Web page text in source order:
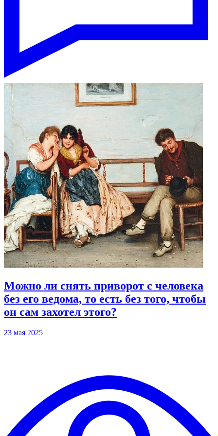
Можно ли снять приворот с человека
без его ведома, то есть без того, чтобы
он сам захотел этого?
23 мая 2025